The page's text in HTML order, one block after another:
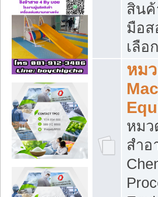
สินค้
มือส
เลือ
หม
หมว
สำ